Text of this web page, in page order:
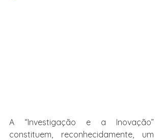
A “Investigação e a Inovação”
constituem, reconhecidamente, um